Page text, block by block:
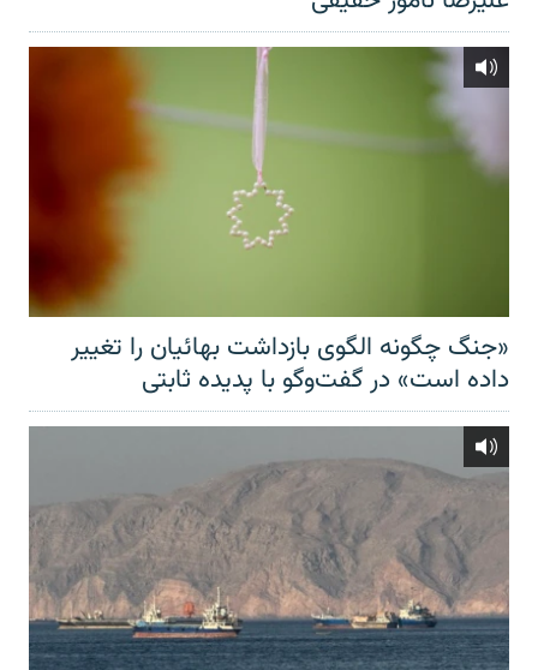
«جنگ چگونه الگوی بازداشت بهائیان را تغییر
داده است» در گفت‌وگو با پدیده ثابتی